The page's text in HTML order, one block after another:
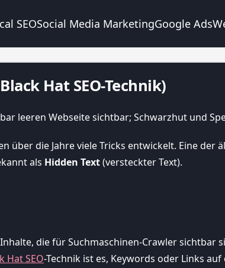
SEOSocial Media MarketingGoogle Ads
Hat SEO-Technik)
über die Jahre viele Tricks entwickelt. Eine
als Hidden Text(versteckter Text).
die für Suchmaschinen-Crawler
Hat SEO-Technik ist es, Keywords oder Links